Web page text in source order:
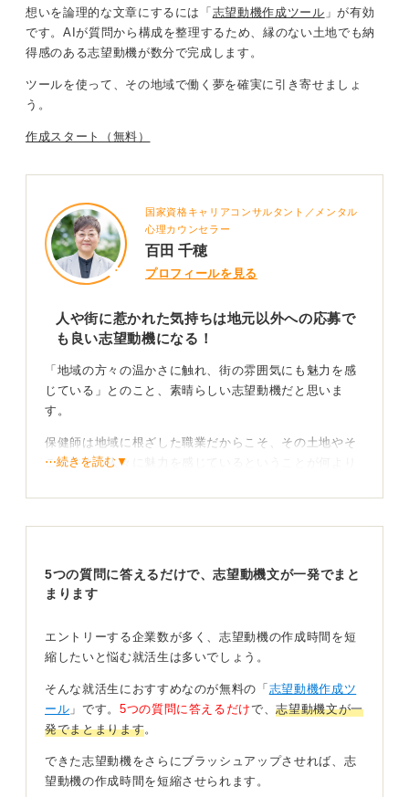
育てに関する交流イベントを企画し、地域のつながりを
深める施策などをアピールとして提案できるのではない
でしょうか。
また、「この地域では週末サロンが開催されていないた
防止に挑戦したい」といったように、地域の実情や課題
ほかにも、その地域の高齢化率を全国平均と比較してみ
るなど、具体的なデータを盛り込むことで、地域課題へ
の理解を示すこともできるでしょう。
地域の実情と絡めた具体案や将来のビジョンを示す
ことで説得力アップ！
「なぜ地元ではなく他県なのか」という点については、
げ、自らの専門性をさらに高めたいという意欲を伝える
と良いと思います。
談など、志望先自治体で実際に取り組まれている新しい
なく「経験を積んで地域医療に貢献したい」という前向
きな意思が伝わります。
なお、ICTを活用した遠隔相談などの先進的な取り組み
については、応募先自治体で導入されているかを事前に
う。
さらに、地元以外の地域を選ぶ理由として、「既存の枠
たらしたい」という姿勢を盛り込むことも、ほかの応募
者との差別化につながります。
想いを論理的な文章にするには「 志望動機作成ツール 」が有効
です。 AIが質問から構成を整理するため、縁のない土地でも納
得感のある志望動機が数分で完成します 。
ツールを使って、その地域で働く夢を確実に引き寄せましょ
う。
作成スタート（無料）
国家資格キャリアコンサルタント／メンタル
心理カウンセラー
百田 千穂
プロフィールを見る
人や街に惹かれた気持ちは地元以外への応募で
も良い志望動機になる！
「地域の方々の温かさに触れ、街の雰囲気にも魅力を感
じている」とのこと、素晴らしい志望動機だと思いま
す。
保健師は地域に根ざした職業だからこそ、その土地やそ
こに住まう人々に魅力を感じているということが何より
といった状態です。
らにほかならないと思っています。
飾らない言葉でその地域への思いを伝えて信頼関係
を築こう
す。こちらがお高くとまれば、総好かんをくらいます。
一方で、腹を割って懐に飛び込めば、ちゃんと受け入れ
⋯続きを読む▼
5つの質問に答えるだけで、志望動機文が一発でまと
まります
エントリーする企業数が多く、志望動機の作成時間を短
縮したいと悩む就活生は多いでしょう。
そんな就活生におすすめなのが無料の「志望動機作成ツ
ール 」です。 5つの質問に答えるだけで、志望動機文が一
発でまとまります。
できた志望動機をさらにブラッシュアップさせれば、志
望動機の作成時間を短縮させられます。